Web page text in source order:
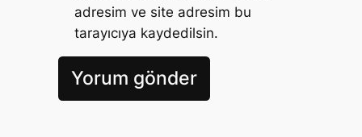
adresim ve site adresim bu
tarayıcıya kaydedilsin.